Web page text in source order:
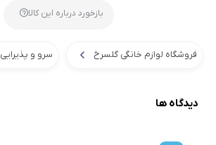
بازخورد درباره این کالا
فروشگاه لوازم خانگی گلسرخ سرو و پذیرایی
دیدگاه ها